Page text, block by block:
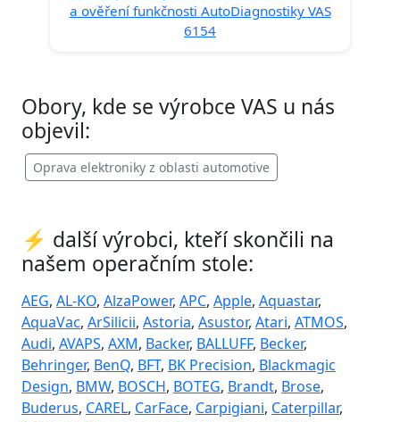
a ověření funkčnosti AutoDiagnostiky VAS
6154
Obory, kde se výrobce VAS u nás
objevil:
Oprava elektroniky z oblasti automotive
⚡ další výrobci, kteří skončili na
našem operačním stole:
AEG, AL-KO, AlzaPower, APC, Apple, Aquastar,
AquaVac, ArSilicii, Astoria, Asustor, Atari, ATMOS,
Audi, AVAPS, AXM, Backer, BALLUFF, Becker,
Behringer, BenQ, BFT, BK Precision, Blackmagic
Design, BMW, BOSCH, BOTEG, Brandt, Brose,
Buderus, CAREL, CarFace, Carpigiani, Caterpillar,